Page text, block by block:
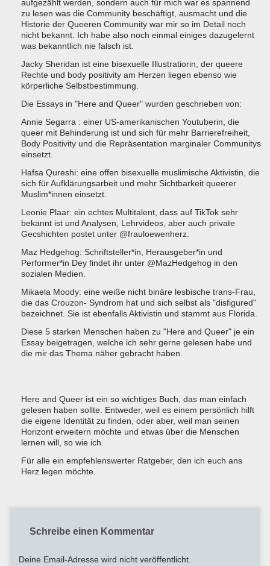
aufgezählt werden, sondern auch für mich war es spannend
zu lesen was die Community beschäftigt, ausmacht und die
Historie der Queeren Community war mir so im Detail noch
nicht bekannt. Ich habe also noch einmal einiges dazugelernt
was bekanntlich nie falsch ist.
Jacky Sheridan ist eine bisexuelle Illustratiorin, der queere
Rechte und body positivity am Herzen liegen ebenso wie
körperliche Selbstbestimmung.
Die Essays in "Here and Queer" wurden geschrieben von:
Annie Segarra : einer US-amerikanischen Youtuberin, die
queer mit Behinderung ist und sich für mehr Barrierefreiheit,
Body Positivity und die Repräsentation marginaler Communitys
einsetzt.
Hafsa Qureshi: eine offen bisexuelle muslimische Aktivistin, die
sich für Aufklärungsarbeit und mehr Sichtbarkeit queerer
Muslim*innen einsetzt.
Leonie Plaar: ein echtes Multitalent, dass auf TikTok sehr
bekannt ist und Analysen, Lehrvideos, aber auch private
Gecshichten postet unter @frauloewenherz.
Maz Hedgehog: Schriftsteller*in, Herausgeber*in und
Performer*in Dey findet ihr unter @MazHedgehog in den
sozialen Medien.
Mikaela Moody: eine weiße nicht binäre lesbische trans-Frau,
die das Crouzon- Syndrom hat und sich selbst als "disfigured"
bezeichnet. Sie ist ebenfalls Aktivistin und stammt aus Florida.
Diese 5 starken Menschen haben zu "Here and Queer" je ein
Essay beigetragen, welche ich sehr gerne gelesen habe und
die mir das Thema näher gebracht haben.
Here and Queer ist ein so wichtiges Buch, das man einfach
gelesen haben sollte. Entweder, weil es einem persönlich hilft
die eigene Identität zu finden, oder aber, weil man seinen
Horizont erweitern möchte und etwas über die Menschen
lernen will, so wie ich.
Für alle ein empfehlenswerter Ratgeber, den ich euch ans
Herz legen möchte.
Schreibe einen Kommentar
Deine Email-Adresse wird nicht veröffentlicht.